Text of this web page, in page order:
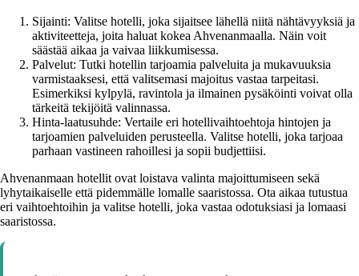
Sijainti: Valitse hotelli, joka sijaitsee lähellä niitä nähtävyyksiä ja
aktiviteetteja, joita haluat kokea Ahvenanmaalla. Näin voit
säästää aikaa ja vaivaa liikkumisessa.
Palvelut: Tutki hotellin tarjoamia palveluita ja mukavuuksia
varmistaaksesi, että valitsemasi majoitus vastaa tarpeitasi.
Esimerkiksi kylpylä, ravintola ja ilmainen pysäköinti voivat olla
tärkeitä tekijöitä valinnassa.
Hinta-laatusuhde: Vertaile eri hotellivaihtoehtoja hintojen ja
tarjoamien palveluiden perusteella. Valitse hotelli, joka tarjoaa
parhaan vastineen rahoillesi ja sopii budjettiisi.
Ahvenanmaan hotellit ovat loistava valinta majoittumiseen sekä
lyhytaikaiselle että pidemmälle lomalle saaristossa. Ota aikaa tutustua
eri vaihtoehtoihin ja valitse hotelli, joka vastaa odotuksiasi ja lomaasi
saaristossa.